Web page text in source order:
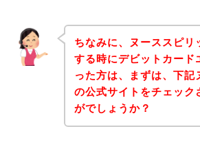
ちなみに、ヌーススピリ
する時にデビットカード
った方は、まずは、下記
の公式サイトをチェック
がでしょうか？